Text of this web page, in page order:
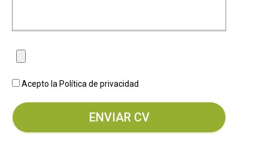
Acepto la Política de privacidad
ENVIAR CV